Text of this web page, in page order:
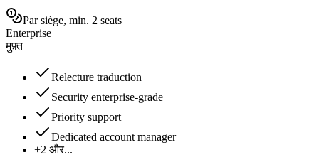
Par siège, min. 2 seats
Enterprise
मुफ़्त
Relecture traduction
Security enterprise-grade
Priority support
Dedicated account manager
+2 और...